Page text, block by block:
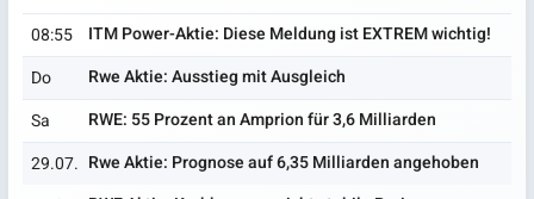
08:55
ITM Power-Aktie: Diese Meldung ist EXTREM wichtig!
Do
Rwe Aktie: Ausstieg mit Ausgleich
Sa
RWE: 55 Prozent an Amprion für 3,6 Milliarden
29.07. Rwe Aktie: Prognose auf 6,35 Milliarden angehoben